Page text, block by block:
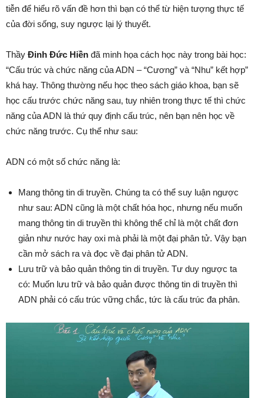
tiễn để hiểu rõ vấn đề hơn thì bạn có thể từ hiện tượng thực tế
của đời sống, suy ngược lại lý thuyết.
Thầy Đinh Đức Hiền đã minh họa cách học này trong bài học:
“Cấu trúc và chức năng của ADN – “Cương” và “Nhu” kết hợp”
khá hay. Thông thường nếu học theo sách giáo khoa, bạn sẽ
học cấu trước chức năng sau, tuy nhiên trong thực tế thì chức
năng của ADN là thứ quy định cấu trúc, nên bạn nên học về
chức năng trước. Cụ thể như sau:
ADN có một số chức năng là:
Mang thông tin di truyền. Chúng ta có thể suy luận ngược
như sau: ADN cũng là một chất hóa học, nhưng nếu muốn
mang thông tin di truyền thì không thể chỉ là một chất đơn
giản như nước hay oxi mà phải là một đại phân tử. Vậy bạn
cần mở sách ra và đọc về đại phân tử ADN.
Lưu trữ và bảo quản thông tin di truyền. Tư duy ngược ta
có: Muốn lưu trữ và bảo quản được thông tin di truyền thì
ADN phải có cấu trúc vững chắc, tức là cấu trúc đa phân.